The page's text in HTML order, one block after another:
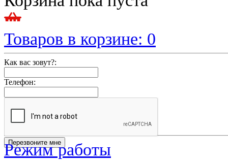
Товаров в корзине: 0
Как вас зовут?:
Телефон:
Режим работы